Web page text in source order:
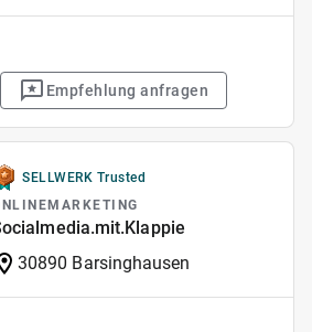
Empfehlung anfragen
SELLWERK Trusted
30890 Barsinghausen